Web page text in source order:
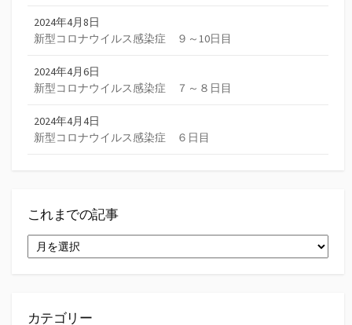
2024年4月8日
新型コロナウイルス感染症 ９～10日目
2024年4月6日
新型コロナウイルス感染症 ７～８日目
2024年4月4日
新型コロナウイルス感染症 ６日目
これまでの記事
れ
記
カテゴリー